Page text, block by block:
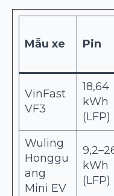
Mẫu xe Pin
VinFast
VF3
18,64
kWh
(LFP)
Wuling
Honggu
ang
Mini EV
kWh
(LFP)